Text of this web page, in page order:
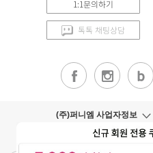
1:1문의하기
톡톡 채팅상담
(주)퍼니엠 사업자정보